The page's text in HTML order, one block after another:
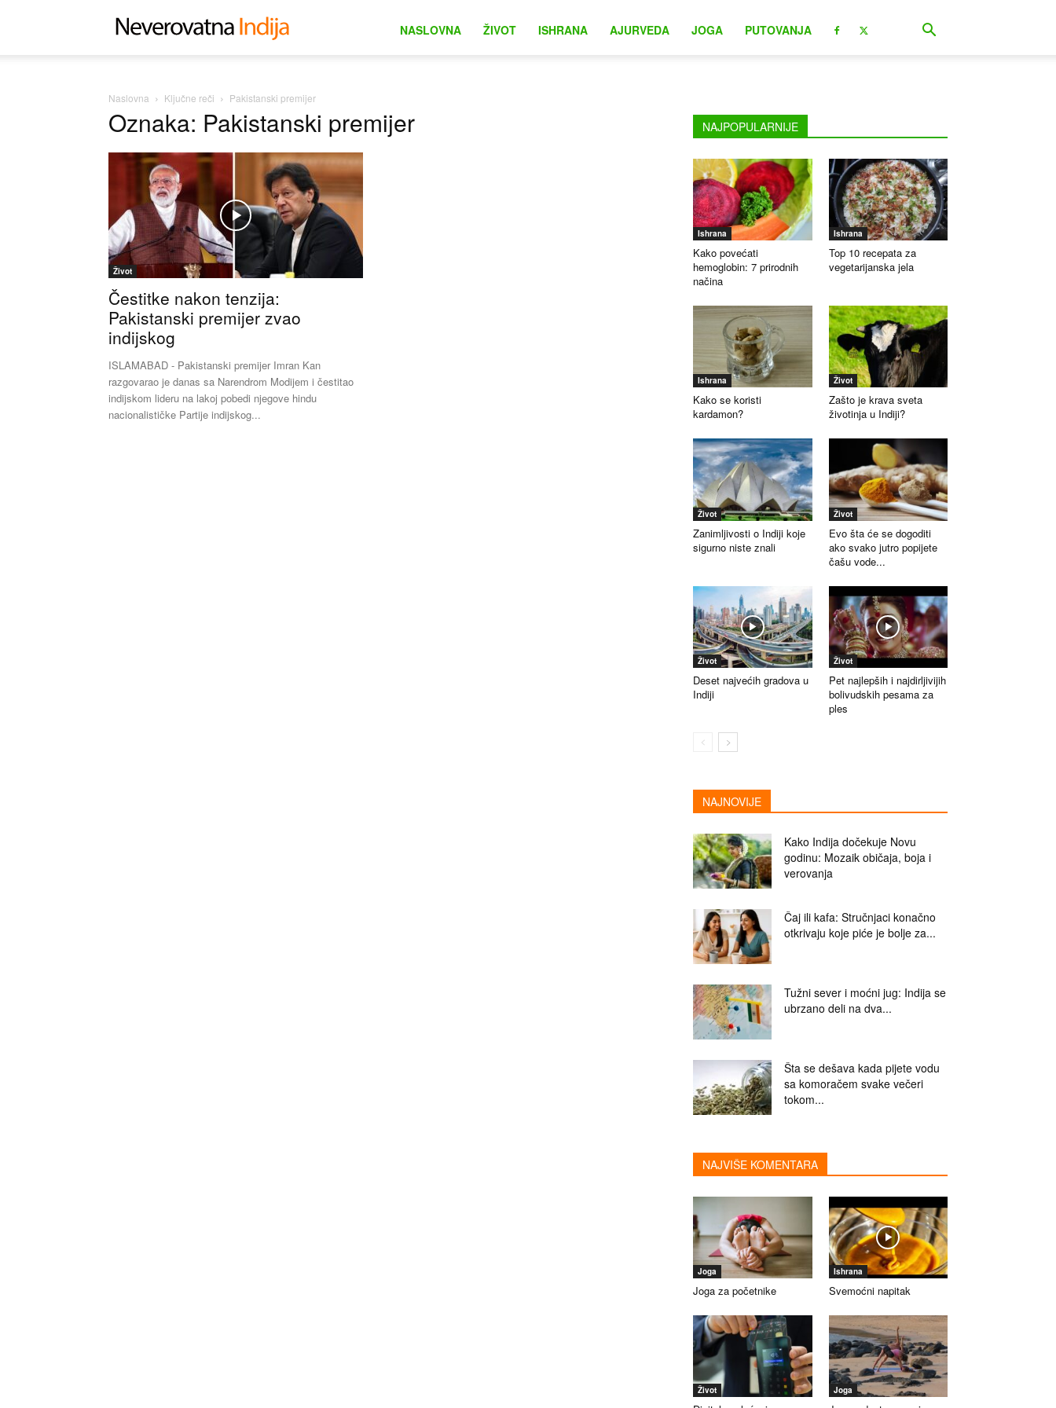
NASLOVNA ŽIVOT ISHRANA AJURVEDA JOGA PUTOVANJA
Naslovna Ključne reči Pakistanski premijer
Oznaka: Pakistanski premijer
Život
Čestitke nakon tenzija:
Pakistanski premijer zvao
indijskog
ISLAMABAD - Pakistanski premijer Imran Kan
razgovarao je danas sa Narendrom Modijem i čestitao
indijskom lideru na lakoj pobedi njegove hindu
nacionalističke Partije indijskog...
NAJPOPULARNIJE
Ishrana
Kako povećati
hemoglobin: 7 prirodnih
načina
Ishrana
Top 10 recepata za
vegetarijanska jela
Ishrana
Kako se koristi
kardamon?
Život
Zašto je krava sveta
životinja u Indiji?
Život
Zanimljivosti o Indiji koje
sigurno niste znali
Život
Evo šta će se dogoditi
ako svako jutro popijete
čašu vode...
Život
Deset najvećih gradova u
Indiji
Život
Pet najlepših i najdirljivijih
bolivudskih pesama za
ples
NAJNOVIJE
Kako Indija dočekuje Novu
godinu: Mozaik običaja, boja i
verovanja
Čaj ili kafa: Stručnjaci konačno
otkrivaju koje piće je bolje za...
Tužni sever i moćni jug: Indija se
ubrzano deli na dva...
Šta se dešava kada pijete vodu
sa komoračem svake večeri
tokom...
NAJVIŠE KOMENTARA
Joga
Joga za početnike
Ishrana
Svemoćni napitak
Život Joga